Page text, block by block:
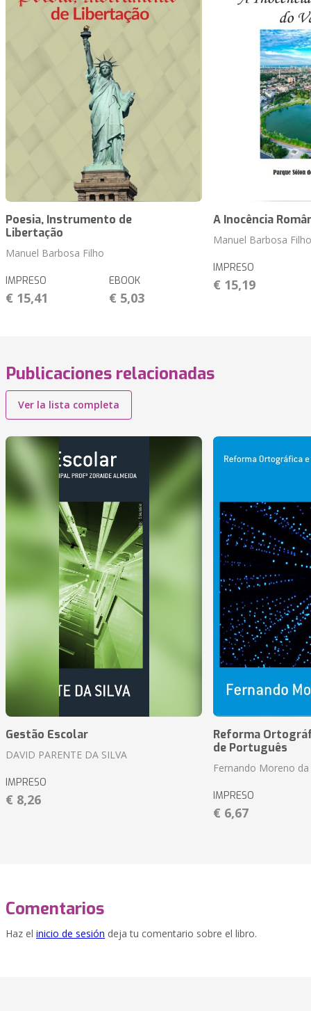
Poesia, Instrumento de
Libertação
Manuel Barbosa Filho
IMPRESO
€ 15,41
EBOOK
€ 5,03
A Inocência
Manuel Barbosa Filho
IMPRESO
€ 15,19
Publicaciones relacionadas
Ver la lista completa
Gestão Escolar
DAVID PARENTE DA SILVA
IMPRESO
€ 8,26
Reforma
de Português
Fernando Moreno da
IMPRESO
€ 6,67
Comentarios
Haz el inicio de sesión deja tu comentario sobre el libro.